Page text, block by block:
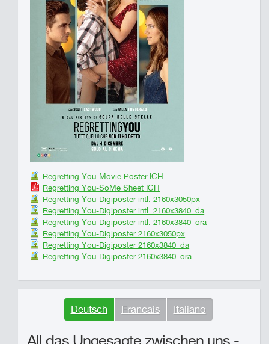
Regretting You-Movie Poster ICH
Regretting You-SoMe Sheet ICH
Regretting You-Digiposter intl. 2160x3050px
Regretting You-Digiposter intl. 2160x3840_da
Regretting You-Digiposter intl. 2160x3840_ora
Regretting You-Digiposter 2160x3050px
Regretting You-Digiposter 2160x3840_da
Regretting You-Digiposter 2160x3840_ora
Deutsch Francais Italiano
All das Ungesagte zwischen uns -